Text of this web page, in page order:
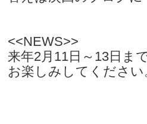
<<NEWS>>
来年2月11日～13日ま
お楽しみしてください